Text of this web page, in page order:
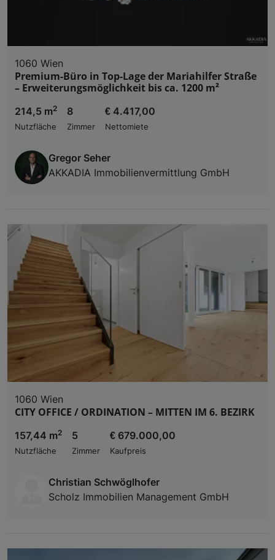
1060 Wien
Premium-Büro in Top-Lage der Mariahilfer Straße
– Erweiterungsmöglichkeit bis ca. 1200 m²
214,5 m2
Nutzfläche
8
Zimmer
€ 4.417,00
Nettomiete
Gregor Seher
AKKADIA Immobilienvermittlung GmbH
1060 Wien
CITY OFFICE / ORDINATION – MITTEN IM 6. BEZIRK
157,44 m2
Nutzfläche
5
Zimmer
€ 679.000,00
Kaufpreis
Christian Schwöglhofer
Scholz Immobilien Management GmbH